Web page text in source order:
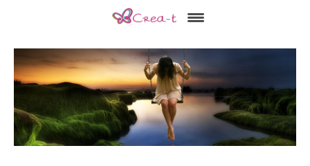
Inicio
Qué es Crea-t
El Modelo Crea-t
Servicios